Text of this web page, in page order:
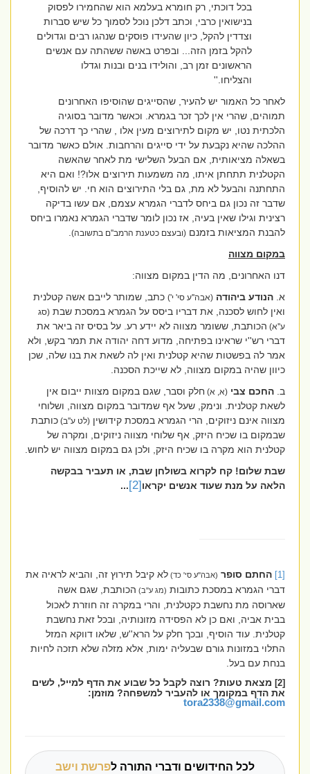
בכל דוכתי, רק חומרא בעלמא הוא שהחמירו לפסוק
בנישואין כרבי, וכתב דלכן נוכל לסמוך כל שיש סברות
וצדדין להקל, כיון שהעידו פוסקים שנהגו רבים וגדולים
להקל בזמן הזה... ובפרט באשה ששהתה עם אנשים
הראשונים זמן רב, והולידו בנים ובנות וגדלו
והצליחו.''
לאחר כל האמור יש להעיר, שהסייגים שהוסיפו האחרונים
תמוהים, שהרי אין לכך זכר בגמרא. וכאשר מדובר בסוגיה
הלכתית נטו, יש מקום לתירוצים מעין אלו , שהרי כך דרכה של
ההלכה שהיא נקבעת על ידי סייגים והרחבות. אולם כאשר מדובר
בשאלה מציאותית, אם הבעל השלישי מת לאחר שהאשה
הקטלנית תתחתן איתו, מה משמעות תירוצים אלו?! ואם היא
התחתנה והבעל לא מת, גם בלי התירוצים הוא חי. יש להוסיף,
שדבר זה נכון גם ביחס לדברי הגמרא עצמם, אם עשו בדיקה
רצינית וגילו שאין בעיה, אז נכון לומר שדברי הגמרא נאמרו ביחס
להבנת המציאות בזמנם(ובעצם כטענת הרמב''ם בתשובה).
במקום מצווה
דנו האחרונים, מה הדין במקום מצווה:
א.הנודע ביהודה (אבה''ע סי' י')כתב, שמותר לייבם אשה קטלנית
ואין לחוש לסכנה, את דבריו ביסס על הגמרא במסכת שבת(סג
ע''א)הכותבת, ששומר מצווה לא יידע רע. על בסיס זה ביאר את
דברי רש''י שראינו בפתיחה, מדוע דחה יהודה את תמר בקש, ולא
אמר לה בפשטות שהיא קטלנית ואין לה לשאת את בנו שלה, שכן
כיוון שהיה במקום מצווה, לא שייכת הסכנה.
ב.החכם צבי (א, א) חלק וסבר, שגם במקום מצוות ייבום אין
לשאת קטלנית. ונימק, שעל אף שמדובר במקום מצווה, ושלוחי
מצווה אינם ניזוקים, הרי הגמרא במסכת קידושין(לט ע''ב)כותבת
שבמקום בו שכיח היזק, אף שלוחי מצווה ניזוקים, ומקרה של
קטלנית הוא מקרה בו שכיח היזק, ולכן גם במקום מצווה יש לחוש.
שבת שלום! קח לקרוא בשולחן שבת, או תעביר בבקשה
הלאה על מנת שעוד אנשים יקראו[2]
...
החתם סופר (אבה''ע סי' כד)לא קיבל תירוץ זה, והביא לראיה את
דברי הגמרא במסכת כתובות(מג ע''ב)הכותבת, שגם אשה
שארוסה מת נחשבת כקטלנית, והרי במקרה זה חוזרת לאכול
בבית אביה, ואם כן לא הפסידה מזונותיה, ובכל זאת נחשבת
קטלנית. עוד הוסיף, ובכך חלק על הרא''ש, שלאו דווקא המזל
התלוי במזונות גורם שבעליה ימות, אלא מזלה שלא תזכה לחיות
בנחת עם בעל.
מצאת טעות? רוצה לקבל כל שבוע את הדף למייל, לשים
את הדף במקומך או להעביר למשפחה? מוזמן:
tora2338@gmail.com
לכל החידושים ודברי התורה לפרשת וישב